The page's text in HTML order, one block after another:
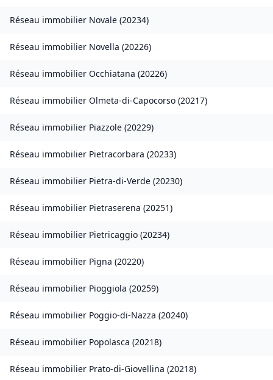
Réseau immobilier Novale (20234)
Réseau immobilier Novella (20226)
Réseau immobilier Occhiatana (20226)
Réseau immobilier Olmeta-di-Capocorso (20217)
Réseau immobilier Piazzole (20229)
Réseau immobilier Pietracorbara (20233)
Réseau immobilier Pietra-di-Verde (20230)
Réseau immobilier Pietraserena (20251)
Réseau immobilier Pietricaggio (20234)
Réseau immobilier Pigna (20220)
Réseau immobilier Pioggiola (20259)
Réseau immobilier Poggio-di-Nazza (20240)
Réseau immobilier Popolasca (20218)
Réseau immobilier Prato-di-Giovellina (20218)